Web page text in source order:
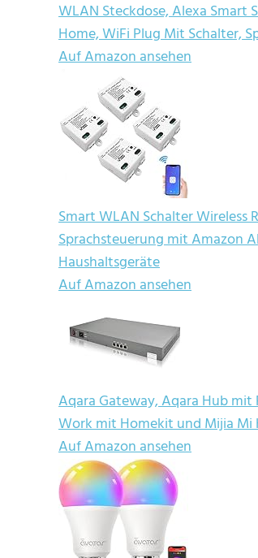
WLAN Steckdose, Alexa Smart
Home, WiFi Plug Mit Schalter,
Auf Amazon ansehen
Smart WLAN Schalter Wireless
Sprachsteuerung mit Amazon
Haushaltsgeräte
Auf Amazon ansehen
Aqara Gateway, Aqara Hub
Work mit Homekit und Mijia Mi
Auf Amazon ansehen